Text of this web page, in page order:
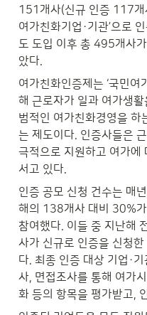
151개사(신규 인증 117
여가친화기업·기관’으로
도 도입 이후 총 495개사
았다.
여가친화인증제는 ‘국민여
해 근로자가 일과 여가생
범적인 여가친화경영을 하
는 제도이다. 인증사들은
극적으로 지원하고 여가에
서고 있다.
인증 공모 신청 건수는 매
해의 138개사 대비 30%
참여했다. 이들 중 지난해
사가 신규로 인증을 신청
다. 최종 인증 대상 기업·
사, 면접조사를 통해 여가
화 등의 항목을 평가받고,